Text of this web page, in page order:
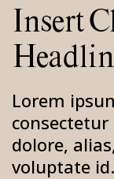
Insert
Lorem
dolore,
voluptate id.